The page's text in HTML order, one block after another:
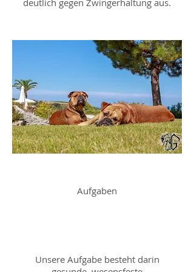
deutlich gegen Zwingerhaltung aus.
Aufgaben
Unsere Aufgabe besteht darin